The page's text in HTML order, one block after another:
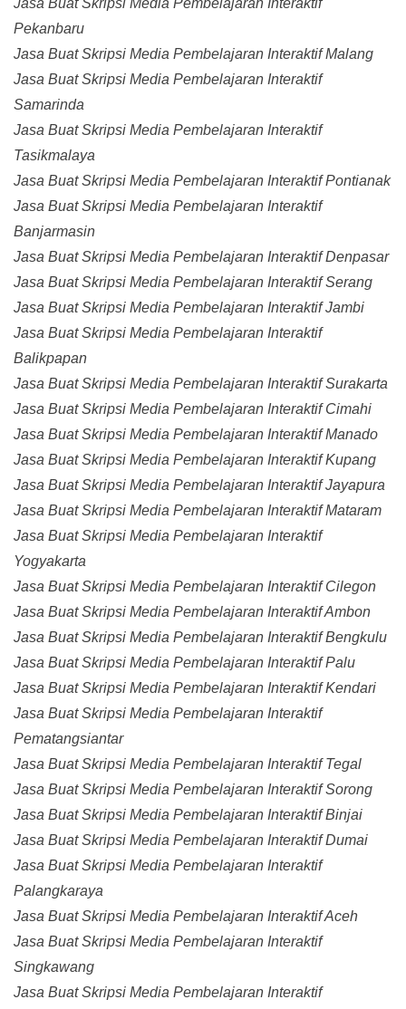
Jasa Buat Skripsi Media Pembelajaran Interaktif
Pekanbaru
Jasa Buat Skripsi Media Pembelajaran Interaktif Malang
Jasa Buat Skripsi Media Pembelajaran Interaktif
Samarinda
Jasa Buat Skripsi Media Pembelajaran Interaktif
Tasikmalaya
Jasa Buat Skripsi Media Pembelajaran Interaktif Pontianak
Jasa Buat Skripsi Media Pembelajaran Interaktif
Banjarmasin
Jasa Buat Skripsi Media Pembelajaran Interaktif Denpasar
Jasa Buat Skripsi Media Pembelajaran Interaktif Serang
Jasa Buat Skripsi Media Pembelajaran Interaktif Jambi
Jasa Buat Skripsi Media Pembelajaran Interaktif
Balikpapan
Jasa Buat Skripsi Media Pembelajaran Interaktif Surakarta
Jasa Buat Skripsi Media Pembelajaran Interaktif Cimahi
Jasa Buat Skripsi Media Pembelajaran Interaktif Manado
Jasa Buat Skripsi Media Pembelajaran Interaktif Kupang
Jasa Buat Skripsi Media Pembelajaran Interaktif Jayapura
Jasa Buat Skripsi Media Pembelajaran Interaktif Mataram
Jasa Buat Skripsi Media Pembelajaran Interaktif
Yogyakarta
Jasa Buat Skripsi Media Pembelajaran Interaktif Cilegon
Jasa Buat Skripsi Media Pembelajaran Interaktif Ambon
Jasa Buat Skripsi Media Pembelajaran Interaktif Bengkulu
Jasa Buat Skripsi Media Pembelajaran Interaktif Palu
Jasa Buat Skripsi Media Pembelajaran Interaktif Kendari
Jasa Buat Skripsi Media Pembelajaran Interaktif
Pematangsiantar
Jasa Buat Skripsi Media Pembelajaran Interaktif Tegal
Jasa Buat Skripsi Media Pembelajaran Interaktif Sorong
Jasa Buat Skripsi Media Pembelajaran Interaktif Binjai
Jasa Buat Skripsi Media Pembelajaran Interaktif Dumai
Jasa Buat Skripsi Media Pembelajaran Interaktif
Palangkaraya
Jasa Buat Skripsi Media Pembelajaran Interaktif Aceh
Jasa Buat Skripsi Media Pembelajaran Interaktif
Singkawang
Jasa Buat Skripsi Media Pembelajaran Interaktif